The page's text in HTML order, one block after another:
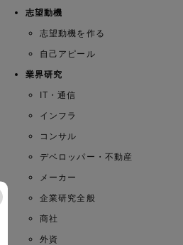
志望動機
志望動機を作る
自己アピール
業界研究
IT・通信
インフラ
コンサル
デベロッパー・不動産
メーカー
企業研究全般
商社
外資